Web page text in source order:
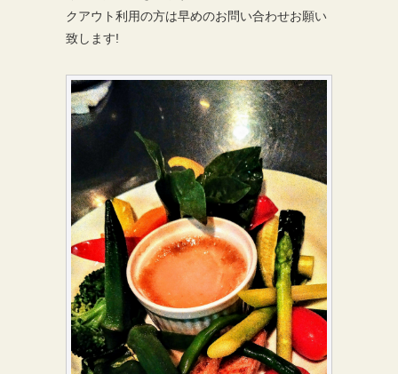
クアウト利用の方は早めのお問い合わせお願い
致します!